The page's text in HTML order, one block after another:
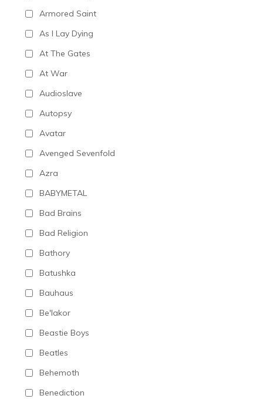
Armored Saint
As I Lay Dying
At The Gates
At War
Audioslave
Autopsy
Avatar
Avenged Sevenfold
Azra
BABYMETAL
Bad Brains
Bad Religion
Bathory
Batushka
Bauhaus
Be'lakor
Beastie Boys
Beatles
Behemoth
Benediction